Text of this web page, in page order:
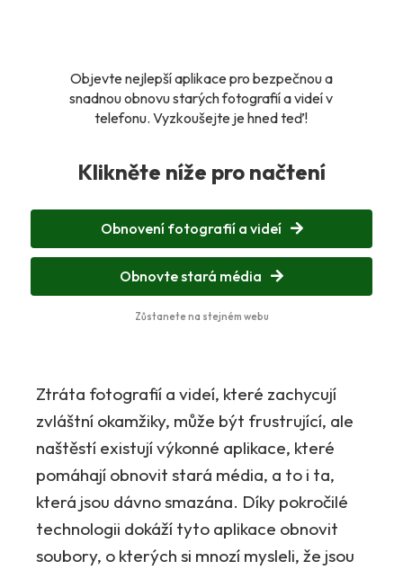
Objevte nejlepší aplikace pro bezpečnou a
snadnou obnovu starých fotografií a videí v
telefonu. Vyzkoušejte je hned teď!
Klikněte níže pro načtení
Obnovení fotografií a videí
Obnovte stará média
Zůstanete na stejném webu
Ztráta fotografií a videí, které zachycují
zvláštní okamžiky, může být frustrující, ale
naštěstí existují výkonné aplikace, které
pomáhají obnovit stará média, a to i ta,
která jsou dávno smazána. Díky pokročilé
technologii dokáží tyto aplikace obnovit
soubory, o kterých si mnozí mysleli, že jsou